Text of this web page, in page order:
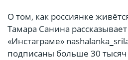
О том, как россиянке
Тамара Санина
«Инстаграме»
подписаны больше 30 тысяч